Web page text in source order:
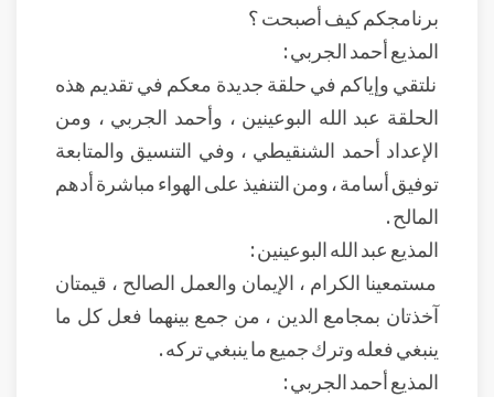
برنامجكم كيف أصبحت ؟
المذيع أحمد الجربي :
نلتقي وإياكم في حلقة جديدة معكم في تقديم هذه
الحلقة عبد الله البوعينين ، وأحمد الجربي ، ومن
الإعداد أحمد الشنقيطي ، وفي التنسيق والمتابعة
توفيق أسامة ، ومن التنفيذ على الهواء مباشرة أدهم
المالح .
المذيع عبد الله البوعينين :
مستمعينا الكرام ، الإيمان والعمل الصالح ، قيمتان
آخذتان بمجامع الدين ، من جمع بينهما فعل كل ما
ينبغي فعله وترك جميع ما ينبغي تركه .
المذيع أحمد الجربي :